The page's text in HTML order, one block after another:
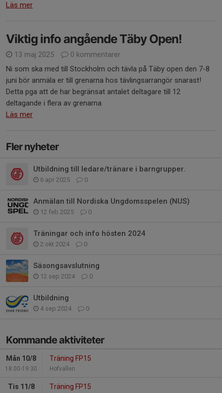
Läs mer
Viktig info angående Täby Open!
13 maj 2025
0 kommentarer
Ni som ska med till Stockholm och tävla på Täby open den 7-8
juni bör anmäla er till grenarna hos tävlingsarrangör snarast!
Detta pga att de har begränsat antalet deltagare till 12
deltagande i flera av grenarna
Läs mer
Fler nyheter
Utbildning till ledare/tränare i barngrupper.
6 apr 2025 0
Anmälan till Nordiska Ungdomsspelen (NUS)
12 feb 2025 0
Träningar och info hösten 2024
2 okt 2024 0
Säsongsavslutning
12 sep 2024 0
Utbildning
4 sep 2024 0
Kommande aktiviteter
Mån 10/8
18:00-19:30
Träning FP15
Hofvallen
Tis 11/8 Träning FP15